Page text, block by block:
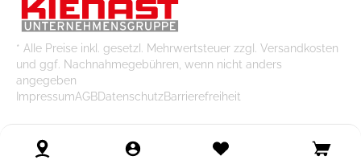
* Alle Preise inkl. gesetzl. Mehrwertsteuer zzgl. Versandkosten
und ggf. Nachnahmegebühren, wenn nicht anders
angegeben
ImpressumAGBDatenschutzBarrierefreiheit